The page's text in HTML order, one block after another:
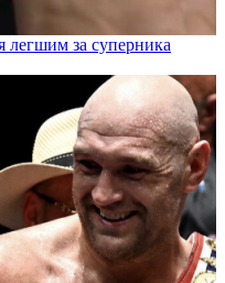
за суперника